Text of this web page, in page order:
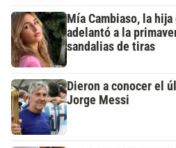
Mía Cambiaso, la
adelantó a la
sandalias de tiras
Dieron a conocer el
Jorge Messi